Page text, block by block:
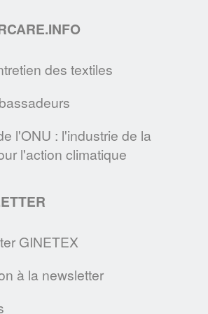
en tissu.
version s’enrichit de
pour devenir la
EN SAVOIR PLUS
DE VOTRE LINGE,
CONSEILS DE L’A.I.S.E., DE
des textiles
l'ONU : l'industrie de la
l'action climatique
GINETEX
à la newsletter